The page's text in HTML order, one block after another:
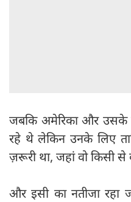
जबकि अमेरिका और उसके
रहे थे लेकिन उनके लिए
ज़रूरी था, जहां वो किसी से
और इसी का नतीजा रहा